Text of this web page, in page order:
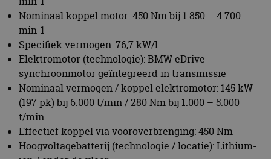
Effectief koppel via vooroverbrenging: 450 Nm
Hoogvoltagebatterij (technologie / locatie): Lithium-
ion / onder de vloer
Spanning / Capaciteit (bruto / netto): 347,5 V / 29,48
kWh / 26,5 kWh
Max. laadvermogen AC: 11 kW (driefase)
Laadtijd 0-100%: 4:55 uur bij 7,4 kW (eenfase) / 3:00
uur bij 11 kW (driefase)
Transmissietype: Achttraps Steptronic-transmissie
Voorwiel- / Achterwielophanging: Dubbele
draagarmas / Vijfarmige achteras in